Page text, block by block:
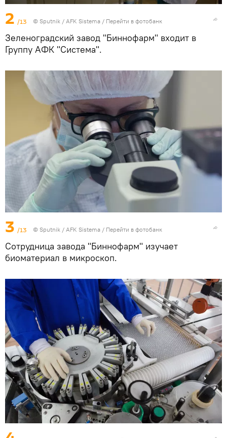
2 /13 © Sputnik / AFK Sistema / Перейти в фотобанк
Зеленоградский завод "Биннофарм" входит в
Группу АФК "Система".
3 /13 © Sputnik / AFK Sistema / Перейти в фотобанк
Сотрудница завода "Биннофарм" изучает
биоматериал в микроскоп.